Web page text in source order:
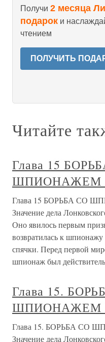
Получи 2 месяца
подарок и
чтением
ПОЛУЧИТЬ
Читайте
Глава 15
ШПИОНАЖЕМ
Глава 15 БОРЬБА СО
Значение дела
Оно явилось первым
возвратилась к
спячки. Перед первой
шпионаж был
Глава 15.
ШПИОНАЖЕМ
Глава 15. БОРЬБА
Значение дела